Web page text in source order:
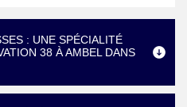
: UNE SPÉCIALITÉ
38 À AMBEL DANS